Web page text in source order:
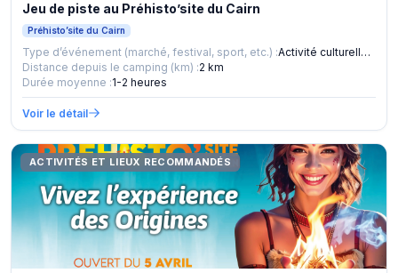
Jeu de piste au Préhisto’site du Cairn
Préhisto’site du Cairn
Type d’événement (marché, festival, sport, etc.) :
Activité culturelle et ludique
Distance depuis le camping (km) :2 km
Durée moyenne :1-2 heures
Voir le détail
ACTIVITÉS ET LIEUX RECOMMANDÉS